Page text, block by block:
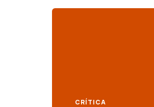
CRÍTICA